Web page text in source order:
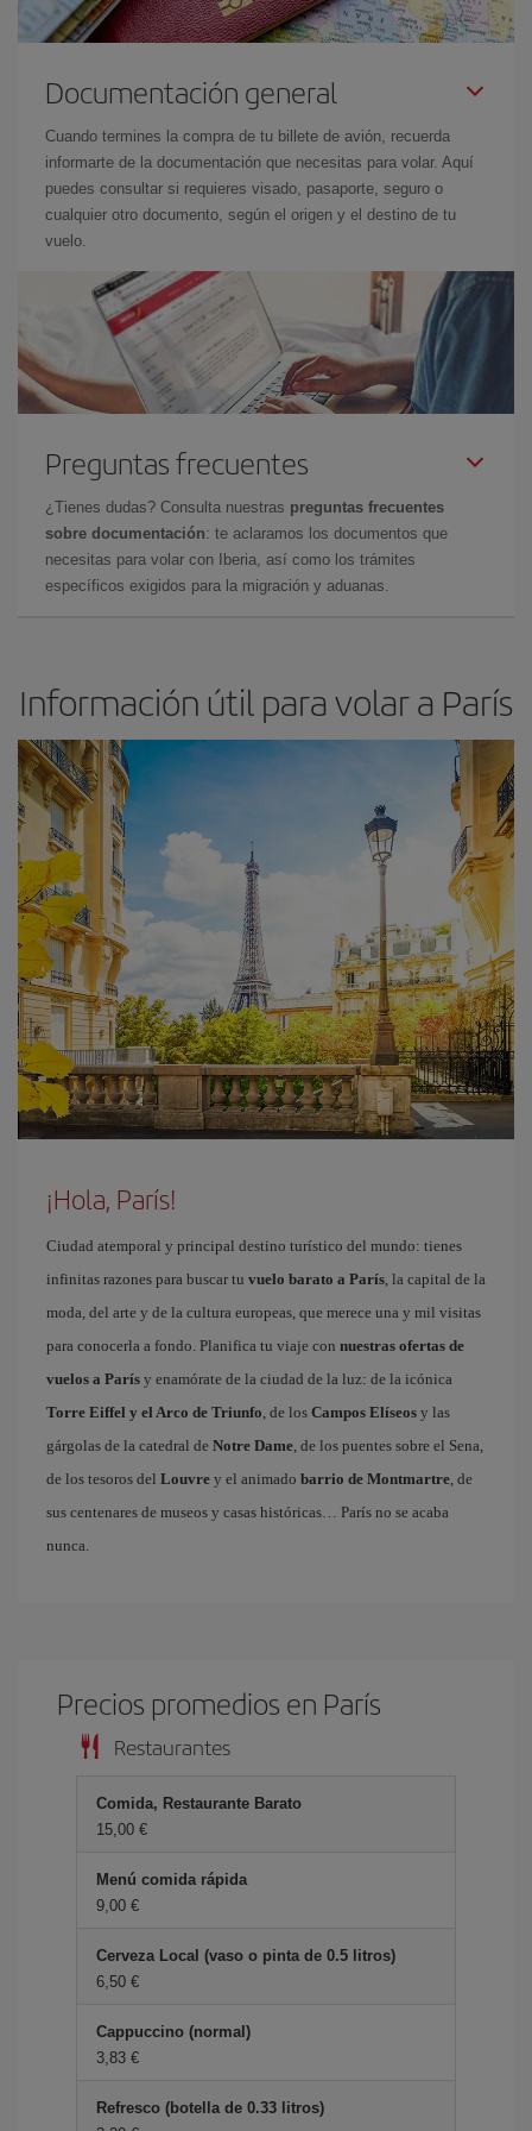
Documentación general
Cuando termines la compra de tu billete de avión, recuerda
informarte de la documentación que necesitas para volar. Aquí
puedes consultar si requieres visado, pasaporte, seguro o
cualquier otro documento, según el origen y el destino de tu
vuelo.
Preguntas frecuentes
¿Tienes dudas? Consulta nuestras preguntas frecuentes
sobre documentación: te aclaramos los documentos que
necesitas para volar con Iberia, así como los trámites
específicos exigidos para la migración y aduanas.
Información útil para volar a París
¡Hola, París!
Ciudad atemporal y principal destino turístico del mundo: tienes
infinitas razones para buscar tu vuelo barato a París, la capital de la
moda, del arte y de la cultura europeas, que merece una y mil visitas
para conocerla a fondo. Planifica tu viaje con nuestras ofertas de
vuelos a París y enamórate de la ciudad de la luz: de la icónica
Torre Eiffel y el Arco de Triunfo, de los Campos Elíseos y las
gárgolas de la catedral de Notre Dame, de los puentes sobre el Sena,
de los tesoros del Louvre y el animado barrio de Montmartre, de
sus centenares de museos y casas históricas… París no se acaba
nunca.
Precios promedios en París
Restaurantes
Comida, Restaurante Barato
15,00 €
Menú comida rápida
9,00 €
Cerveza Local (vaso o pinta de 0.5 litros)
6,50 €
Cappuccino (normal)
3,83 €
Refresco (botella de 0.33 litros)